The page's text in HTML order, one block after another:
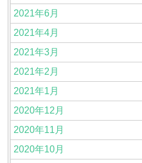
2021年6月
2021年4月
2021年3月
2021年2月
2021年1月
2020年12月
2020年11月
2020年10月